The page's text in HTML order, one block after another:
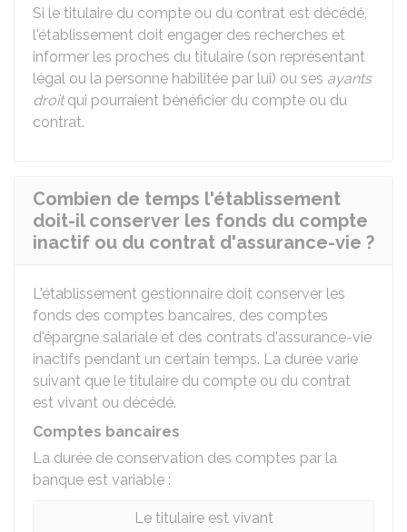
Si le titulaire du compte ou du contrat est décédé,
l'établissement doit engager des recherches et
informer les proches du titulaire (son représentant
légal ou la personne habilitée par lui) ou ses ayants
droitqui pourraient bénéficier du compte ou du
contrat.
Combien de temps l'établissement
doit-il conserver les fonds du compte
inactif ou du contrat d'assurance-vie ?
L'établissement gestionnaire doit conserver les
fonds des comptes bancaires, des comptes
d'épargne salariale et des contrats d'assurance-vie
inactifs pendant un certain temps. La durée varie
suivant que le titulaire du compte ou du contrat
est vivant ou décédé.
Comptes bancaires
La durée de conservation des comptes par la
banque est variable :
Le titulaire est vivant